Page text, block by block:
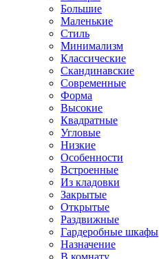
Большие
Маленькие
Стиль
Минимализм
Классические
Скандинавские
Современные
Форма
Высокие
Квадратные
Угловые
Низкие
Особенности
Встроенные
Из кладовки
Закрытые
Открытые
Раздвижные
Гардеробные шкафы
Назначение
В комнату